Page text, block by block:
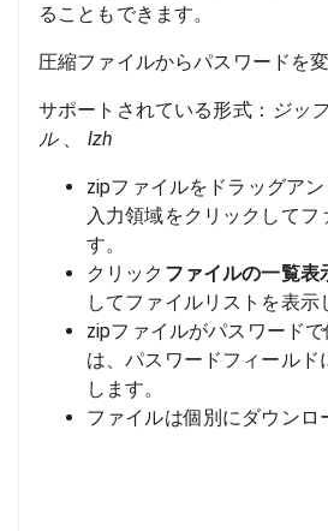
ることもできます。
圧縮ファイルからパスワードを
サポートされている形式： ジッ
ル、 lzh
zipファイルをドラッグアン
入力領域をクリックしてフ
す。
クリック ファイルの一覧表
してファイルリストを表示
zipファイルがパスワード
は、パスワードフィールド
します。
ファイルは個別にダウンロ